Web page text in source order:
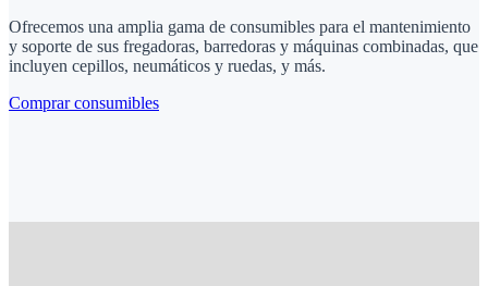
Ofrecemos una amplia gama de consumibles para el mantenimiento
y soporte de sus fregadoras, barredoras y máquinas combinadas, que
incluyen cepillos, neumáticos y ruedas, y más.
Comprar consumibles